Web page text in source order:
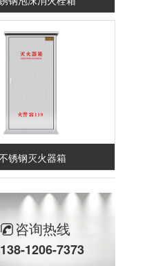
咨询热线
138-1206-7373